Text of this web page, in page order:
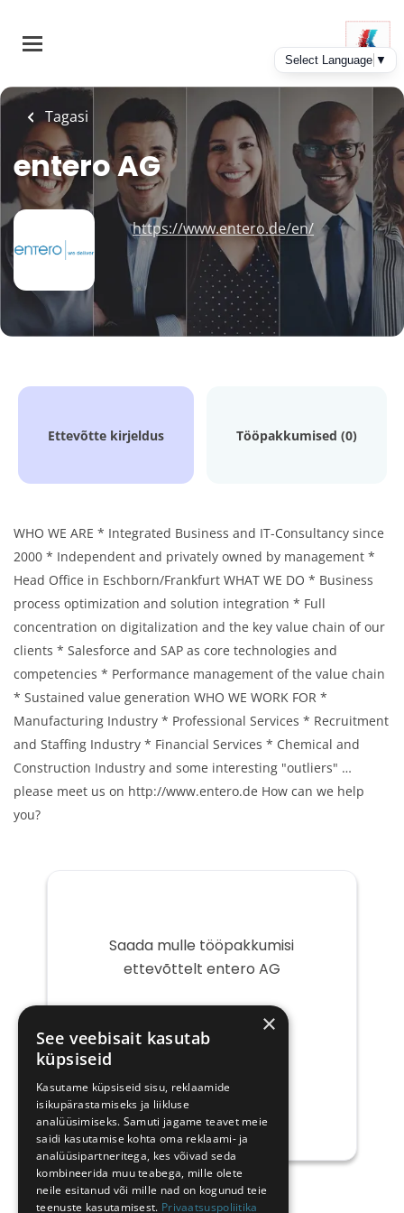
main
Tagasi
entero AG
https://www.entero.de/en/
Ettevõtte kirjeldus Tööpakkumised (0)
WHO WE ARE * Integrated Business and IT-Consultancy since
2000 * Independent and privately owned by management *
Head Office in Eschborn/Frankfurt WHAT WE DO * Business
process optimization and solution integration * Full
concentration on digitalization and the key value chain of our
clients * Salesforce and SAP as core technologies and
competencies * Performance management of the value chain
* Sustained value generation WHO WE WORK FOR *
Manufacturing Industry * Professional Services * Recruitment
and Staffing Industry * Financial Services * Chemical and
Construction Industry and some interesting "outliers" …
please meet us on http://www.entero.de How can we help
you?
Saada mulle tööpakkumisi
ettevõttelt entero AG
post
×
See veebisait kasutab
küpsiseid
Kasutame küpsiseid sisu, reklaamide
isikupärastamiseks ja liikluse
analüüsimiseks. Samuti jagame teavet meie
saidi kasutamise kohta oma reklaami- ja
analüüsipartneritega, kes võivad seda
kombineerida muu teabega, mille olete
neile esitanud või mille nad on kogunud teie
teenuste kasutamisest. Privaatsuspoliitika